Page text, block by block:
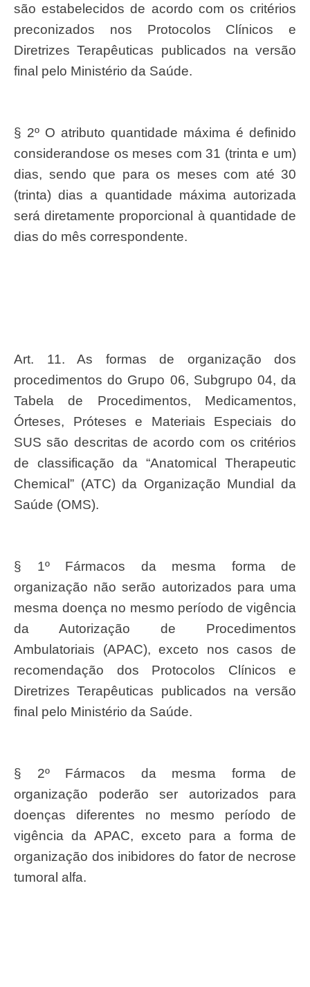
são estabelecidos de acordo com os critérios
preconizados nos Protocolos Clínicos e
Diretrizes Terapêuticas publicados na versão
final pelo Ministério da Saúde.
§ 2º O atributo quantidade máxima é definido
considerandose os meses com 31 (trinta e um)
dias, sendo que para os meses com até 30
(trinta) dias a quantidade máxima autorizada
será diretamente proporcional à quantidade de
dias do mês correspondente.
Art. 11. As formas de organização dos
procedimentos do Grupo 06, Subgrupo 04, da
Tabela de Procedimentos, Medicamentos,
Órteses, Próteses e Materiais Especiais do
SUS são descritas de acordo com os critérios
de classificação da “Anatomical Therapeutic
Chemical” (ATC) da Organização Mundial da
Saúde (OMS).
§ 1º Fármacos da mesma forma de
organização não serão autorizados para uma
mesma doença no mesmo período de vigência
da Autorização de Procedimentos
Ambulatoriais (APAC), exceto nos casos de
recomendação dos Protocolos Clínicos e
Diretrizes Terapêuticas publicados na versão
final pelo Ministério da Saúde.
§ 2º Fármacos da mesma forma de
organização poderão ser autorizados para
doenças diferentes no mesmo período de
vigência da APAC, exceto para a forma de
organização dos inibidores do fator de necrose
tumoral alfa.